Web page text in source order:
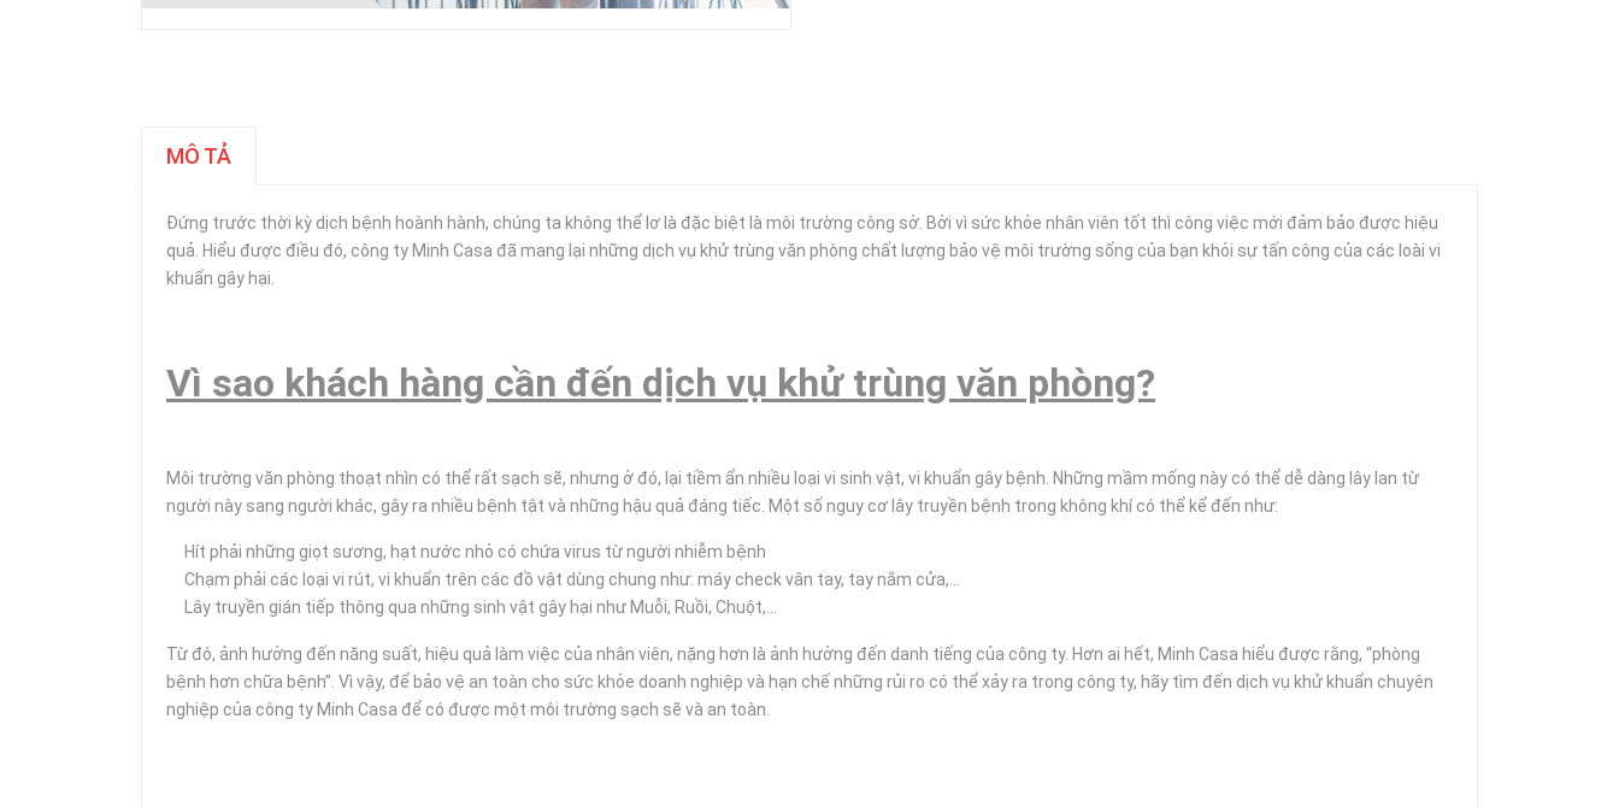
MÔ TẢ
Đứng trước thời kỳ dịch bệnh hoành hành, chúng ta không thể lơ là đặc biệt là môi trường công sở. Bởi vì sức khỏe nhân viên tốt thì công việc mới đảm bảo được hiệu
quả. Hiểu được điều đó, công ty Minh Casa đã mang lại những dịch vụ khử trùng văn phòng chất lượng bảo vệ môi trường sống của bạn khỏi sự tấn công của các loài vi
khuẩn gây hại.
Vì sao khách hàng cần đến dịch vụ khử trùng văn phòng?
Môi trường văn phòng thoạt nhìn có thể rất sạch sẽ, nhưng ở đó, lại tiềm ẩn nhiều loại vi sinh vật, vi khuẩn gây bệnh. Những mầm mống này có thể dễ dàng lây lan từ
người này sang người khác, gây ra nhiều bệnh tật và những hậu quả đáng tiếc. Một số nguy cơ lây truyền bệnh trong không khí có thể kể đến như:
Hít phải những giọt sương, hạt nước nhỏ có chứa virus từ người nhiễm bệnh
Chạm phải các loại vi rút, vi khuẩn trên các đồ vật dùng chung như: máy check vân tay, tay nắm cửa,...
Lây truyền gián tiếp thông qua những sinh vật gây hại như Muỗi, Ruồi, Chuột,...
Từ đó, ảnh hưởng đến năng suất, hiệu quả làm việc của nhân viên, nặng hơn là ảnh hưởng đến danh tiếng của công ty. Hơn ai hết, Minh Casa hiểu được rằng, “phòng
bệnh hơn chữa bệnh”. Vì vậy, để bảo vệ an toàn cho sức khỏe doanh nghiệp và hạn chế những rủi ro có thể xảy ra trong công ty, hãy tìm đến dịch vụ khử khuẩn chuyên
nghiệp của công ty Minh Casa để có được một môi trường sạch sẽ và an toàn.